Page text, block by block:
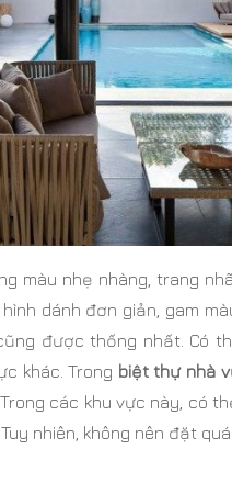
màu nhẹ nhàng, trang
dánh đơn giản, gam
được thống nhất. Có
khác. Trong biệt thự nhà
các khu vực này, có
nhiên, không nên đặt